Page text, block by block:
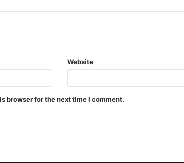
Website
browser for the next time I comment.